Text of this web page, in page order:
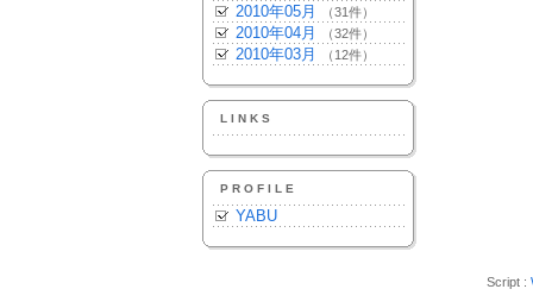
2010年05月 （31件）
2010年04月 （32件）
2010年03月 （12件）
LINKS
PROFILE
YABU
Script :